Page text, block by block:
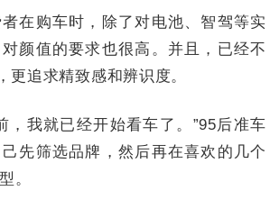
在购车时，除了对电池、智驾等实
颜值的要求也很高。并且，已经不
更追求精致感和辨识度。
，我就已经开始看车了。”95后准车
先筛选品牌，然后再在喜欢的几个
。